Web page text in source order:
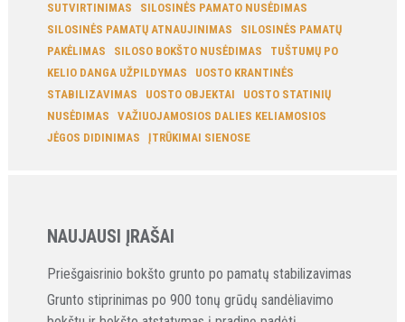
SUTVIRTINIMAS
SILOSINĖS PAMATO NUSĖDIMAS
SILOSINĖS PAMATŲ ATNAUJINIMAS
SILOSINĖS PAMATŲ
PAKĖLIMAS
SILOSO BOKŠTO NUSĖDIMAS
TUŠTUMŲ PO
KELIO DANGA UŽPILDYMAS
UOSTO KRANTINĖS
STABILIZAVIMAS
UOSTO OBJEKTAI
UOSTO STATINIŲ
NUSĖDIMAS
VAŽIUOJAMOSIOS DALIES KELIAMOSIOS
JĖGOS DIDINIMAS
ĮTRŪKIMAI SIENOSE
NAUJAUSI ĮRAŠAI
Priešgaisrinio bokšto grunto po pamatų stabilizavimas
Grunto stiprinimas po 900 tonų grūdų sandėliavimo